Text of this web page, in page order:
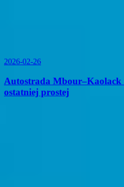
2026-02-26
Autostrada Mbour–Kaolack
ostatniej prostej